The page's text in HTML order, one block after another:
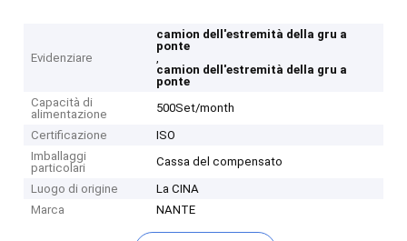
Evidenziare
camion dell'estremità della gru a
ponte
,
camion dell'estremità della gru a
ponte
Capacità di
alimentazione
500Set/month
Certificazione
ISO
Imballaggi
particolari
Cassa del compensato
Luogo di origine
La CINA
Marca
NANTE